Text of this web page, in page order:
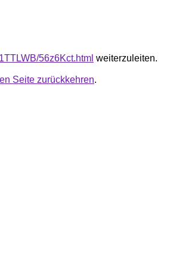
56z6Kct.html weiterzuleiten.
Seite zurückkehren.